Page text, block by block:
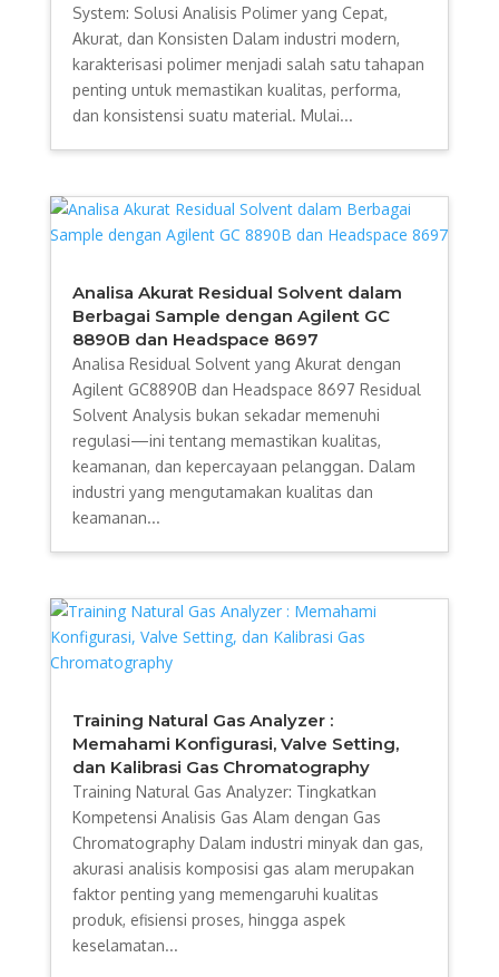
System: Solusi Analisis Polimer yang Cepat,
Akurat, dan Konsisten Dalam industri modern,
karakterisasi polimer menjadi salah satu tahapan
penting untuk memastikan kualitas, performa,
dan konsistensi suatu material. Mulai...
Analisa Akurat Residual Solvent dalam
Berbagai Sample dengan Agilent GC
8890B dan Headspace 8697
Analisa Residual Solvent yang Akurat dengan
Agilent GC8890B dan Headspace 8697 Residual
Solvent Analysis bukan sekadar memenuhi
regulasi—ini tentang memastikan kualitas,
keamanan, dan kepercayaan pelanggan. Dalam
industri yang mengutamakan kualitas dan
keamanan...
Training Natural Gas Analyzer :
Memahami Konfigurasi, Valve Setting,
dan Kalibrasi Gas Chromatography
Training Natural Gas Analyzer: Tingkatkan
Kompetensi Analisis Gas Alam dengan Gas
Chromatography Dalam industri minyak dan gas,
akurasi analisis komposisi gas alam merupakan
faktor penting yang memengaruhi kualitas
produk, efisiensi proses, hingga aspek
keselamatan...